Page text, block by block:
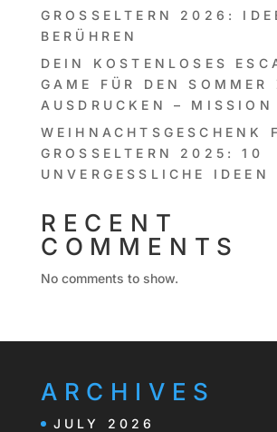
GROSSELTERN 2026:
ERÜHREN
DEIN KOSTENLOSES
GAME FÜR DEN SOMMER
AUSDRUCKEN – MISSION
WEIHNACHTSGESCHENK
GROSSELTERN 2025: 10 U
NVERGESSLICHE IDEEN
RECENT
COMMENTS
No comments to show.
ARCHIVES
JULY 2026